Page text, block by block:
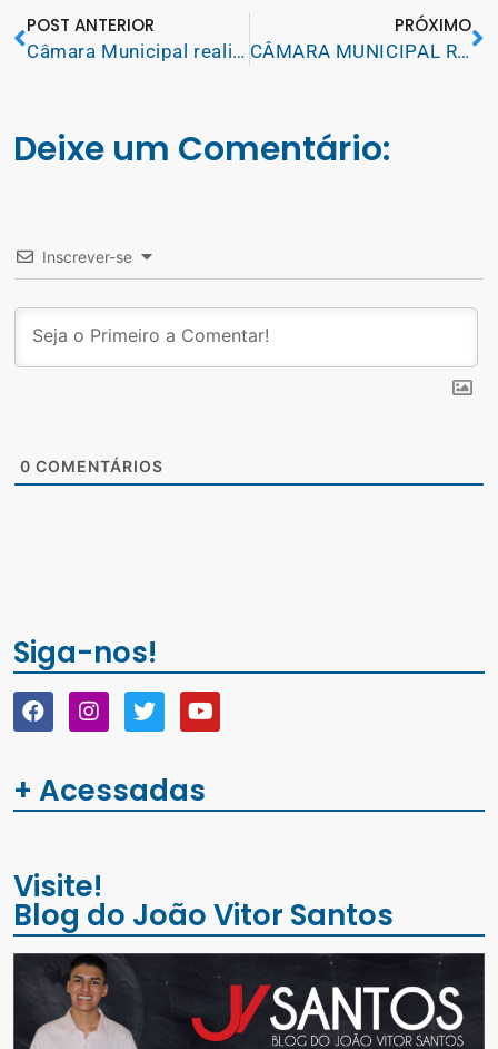
POST ANTERIOR
Câmara Municipal realizou sua última sessão ordinária de 2025, nesta segunda-feira (15)
PRÓXIMO
CÂMARA MUNICIPAL REALIZOU ÚLTIMA SESSÃO DO ANO, COM DITRIBUIÇÃO DE TÍTULOS DE CIDADÃO COLINENSE A PESSOAS QUE PRESTARAM TABALHOS RELEVANTES AO MUNICÍPIO
Deixe um Comentário:
Inscrever-se
0 COMENTÁRIOS
Siga-nos!
+ Acessadas
Visite!
Blog do João Vitor Santos